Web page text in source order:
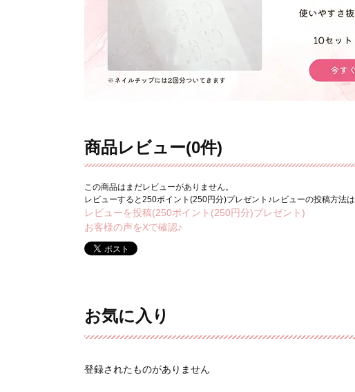
商品レビュー(0件)
この商品はまだレビューがありません。
レビューすると250ポイント(250円分)プレゼント♪レビューの投稿方法は
レビューを投稿(250ポイント(250円分)プレゼント)
お客様の声をXで確認♪
お気に入り
登録されたものがありません